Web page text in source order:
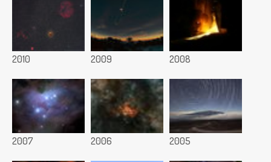
2010 2009 2008
2007 2006 2005